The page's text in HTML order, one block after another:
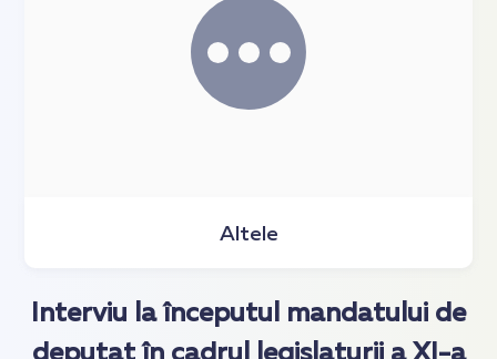
Altele
Interviu la începutul mandatului de
deputat în cadrul legislaturii a XI-a